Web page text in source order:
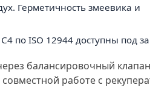
Герметичность змеевика и
по ISO 12944 доступны под
балансировочный
работе с